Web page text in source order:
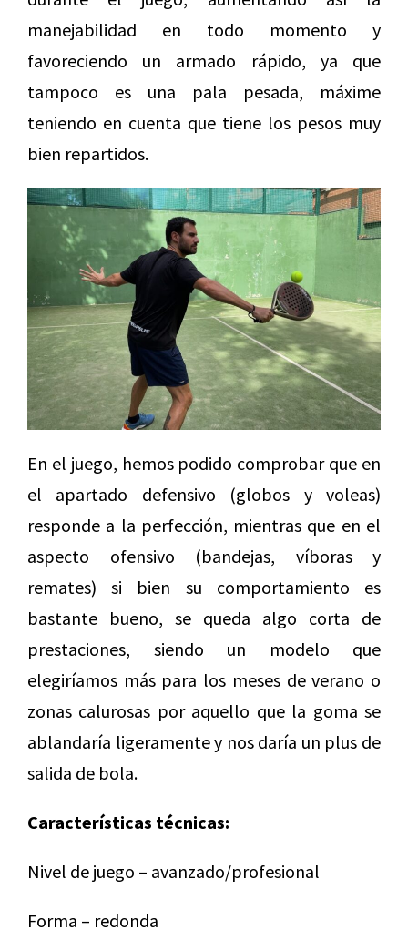
manejabilidad en todo momento y
favoreciendo un armado rápido, ya que
tampoco es una pala pesada, máxime
teniendo en cuenta que tiene los pesos muy
bien repartidos.
En el juego, hemos podido comprobar que en
el apartado defensivo (globos y voleas)
responde a la perfección, mientras que en el
aspecto ofensivo (bandejas, víboras y
remates) si bien su comportamiento es
bastante bueno, se queda algo corta de
prestaciones, siendo un modelo que
elegiríamos más para los meses de verano o
zonas calurosas por aquello que la goma se
ablandaría ligeramente y nos daría un plus de
salida de bola.
Características técnicas:
Nivel de juego – avanzado/profesional
Forma – redonda